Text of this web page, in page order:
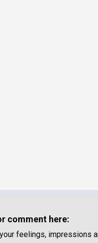
comment here:
feelings, impressions